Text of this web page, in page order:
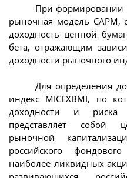
При формировании
рыночная модель CAPM,
доходность ценной
бета, отражающим
доходности рыночного
Для определения
индекс MICEXBMI, по
доходности и
представляет собой
рыночной
российского
наиболее ликвидных